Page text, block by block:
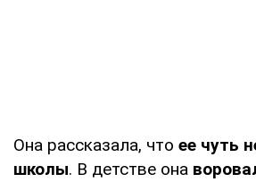
Она рассказала, что ее чуть
школы. В детстве она